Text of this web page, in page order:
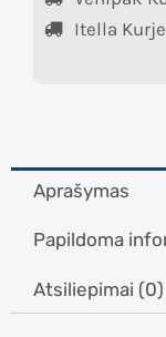
Itella
Aprašymas
Papildoma
Atsiliepimai (0)